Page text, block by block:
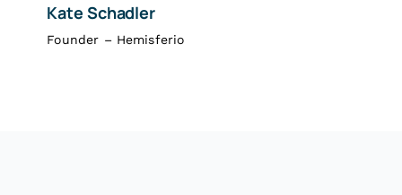
Kate Schadler
Founder – Hemisferio